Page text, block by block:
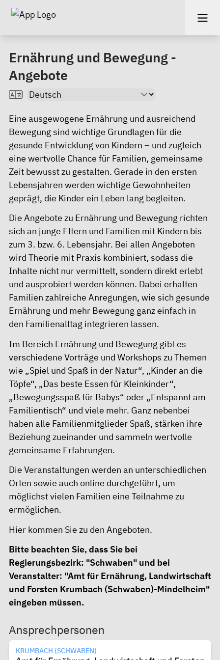
Ernährung und Bewegung -
Angebote
Eine ausgewogene Ernährung und ausreichend
Bewegung sind wichtige Grundlagen für die
gesunde Entwicklung von Kindern – und zugleich
eine wertvolle Chance für Familien, gemeinsame
Zeit bewusst zu gestalten. Gerade in den ersten
Lebensjahren werden wichtige Gewohnheiten
geprägt, die Kinder ein Leben lang begleiten.
Die Angebote zu Ernährung und Bewegung richten
sich an junge Eltern und Familien mit Kindern bis
zum 3. bzw. 6. Lebensjahr. Bei allen Angeboten
wird Theorie mit Praxis kombiniert, sodass die
Inhalte nicht nur vermittelt, sondern direkt erlebt
und ausprobiert werden können. Dabei erhalten
Familien zahlreiche Anregungen, wie sich gesunde
Ernährung und mehr Bewegung ganz einfach in
den Familienalltag integrieren lassen.
Im Bereich Ernährung und Bewegung gibt es
verschiedene Vorträge und Workshops zu Themen
wie „Spiel und Spaß in der Natur“, „Kinder an die
Töpfe“, „Das beste Essen für Kleinkinder“,
„Bewegungsspaß für Babys“ oder „Entspannt am
Familientisch“ und viele mehr. Ganz nebenbei
haben alle Familienmitglieder Spaß, stärken ihre
Beziehung zueinander und sammeln wertvolle
gemeinsame Erfahrungen.
Die Veranstaltungen werden an unterschiedlichen
Orten sowie auch online durchgeführt, um
möglichst vielen Familien eine Teilnahme zu
ermöglichen.
Hier kommen Sie zu den Angeboten.
Bitte beachten Sie, dass Sie bei
Regierungsbezirk: "Schwaben" und bei
Veranstalter: "Amt für Ernährung, Landwirtschaft
und Forsten Krumbach (Schwaben)-Mindelheim"
eingeben müssen.
Ansprechpersonen
KRUMBACH (SCHWABEN)